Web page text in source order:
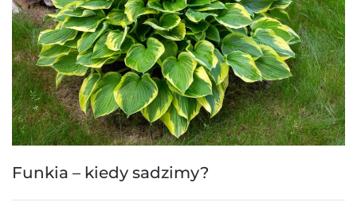
Funkia – kiedy sadzimy?